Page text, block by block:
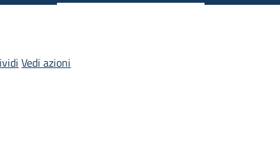
Vedi azioni